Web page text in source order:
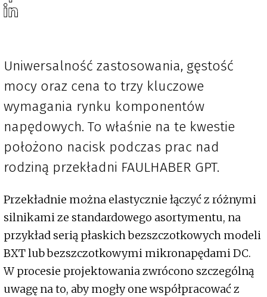
Uniwersalność zastosowania, gęstość
mocy oraz cena to trzy kluczowe
wymagania rynku komponentów
napędowych. To właśnie na te kwestie
położono nacisk podczas prac nad
rodziną przekładni FAULHABER GPT.
Przekładnie można elastycznie łączyć z różnymi
silnikami ze standardowego asortymentu, na
przykład serią płaskich bezszczotkowych modeli
BXT lub bezszczotkowymi mikronapędami DC.
W procesie projektowania zwrócono szczególną
uwagę na to, aby mogły one współpracować z